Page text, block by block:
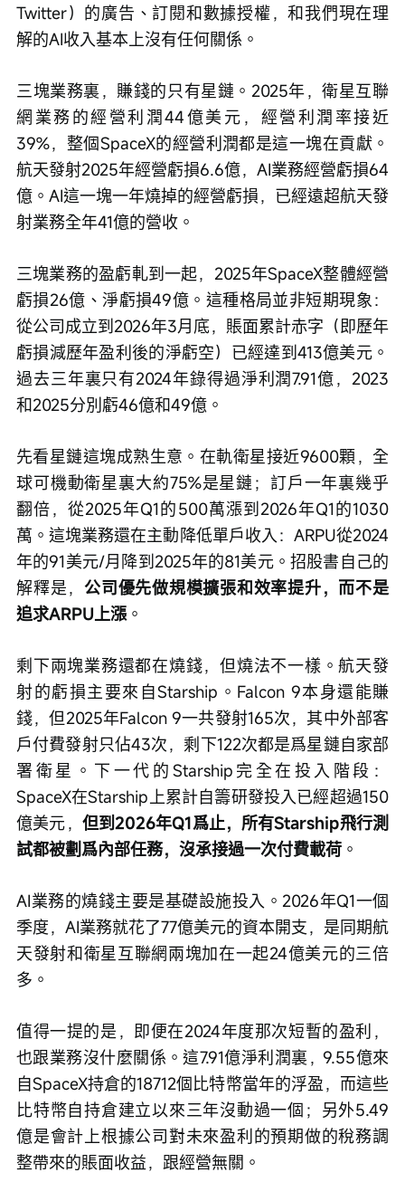
Twitter）的廣告、訂閱和數據授權，和我們現在理
解的AI收入基本上沒有任何關係。
三塊業務裏，賺錢的只有星鏈。2025年，衛星互聯
網業務的經營利潤44億美元，經營利潤率接近
39%，整個SpaceX的經營利潤都是這一塊在貢獻。
航天發射2025年經營虧損6.6億，AI業務經營虧損64
億。AI這一塊一年燒掉的經營虧損，已經遠超航天發
射業務全年41億的營收。
三塊業務的盈虧軋到一起，2025年SpaceX整體經營
虧損26億、淨虧損49億。這種格局並非短期現象：
從公司成立到2026年3月底，賬面累計赤字（即歷年
虧損減歷年盈利後的淨虧空）已經達到413億美元。
過去三年裏只有2024年錄得過淨利潤7.91億，2023
和2025分別虧46億和49億。
先看星鏈這塊成熟生意。在軌衛星接近9600顆，全
球可機動衛星裏大約75%是星鏈；訂戶一年裏幾乎
翻倍，從2025年Q1的500萬漲到2026年Q1的1030
萬。這塊業務還在主動降低單戶收入：ARPU從2024
年的91美元/月降到2025年的81美元。招股書自己的
解釋是，公司優先做規模擴張和效率提升，而不是
追求ARPU上漲。
剩下兩塊業務還都在燒錢，但燒法不一樣。航天發
射的虧損主要來自Starship。Falcon 9本身還能賺
錢，但2025年Falcon 9一共發射165次，其中外部客
戶付費發射只佔43次，剩下122次都是爲星鏈自家部
署衛星。下一代的Starship完全在投入階段：
SpaceX在Starship上累計自籌研發投入已經超過150
億美元， 但到2026年Q1爲止，所有Starship飛行測
試都被劃爲內部任務，沒承接過一次付費載荷 。
AI業務的燒錢主要是基礎設施投入。2026年Q1一個
季度，AI業務就花了77億美元的資本開支，是同期航
天發射和衛星互聯網兩塊加在一起24億美元的三倍
多。
值得一提的是，即便在2024年度那次短暫的盈利，
也跟業務沒什麼關係。這7.91億淨利潤裏，9.55億來
自SpaceX持倉的18712個比特幣當年的浮盈，而這些
比特幣自持倉建立以來三年沒動過一個；另外5.49
億是會計上根據公司對未來盈利的預期做的稅務調
整帶來的賬面收益，跟經營無關。